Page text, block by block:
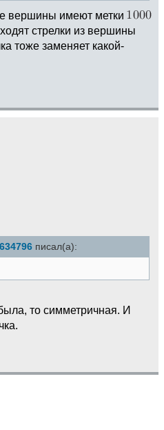
вершины имеют метки
стрелки из вершины
тоже заменяет какой-
писал(а):
то симметричная. И